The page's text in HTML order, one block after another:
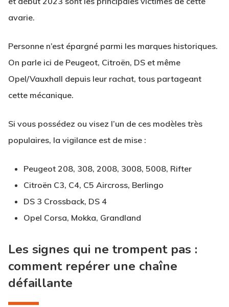
avarie.
Personne n’est épargné parmi les marques historiques.
On parle ici de Peugeot, Citroën, DS et même
Opel/Vauxhall depuis leur rachat, tous partageant
cette mécanique.
Si vous possédez ou visez l’un de ces modèles très
populaires, la vigilance est de mise :
Peugeot 208, 308, 2008, 3008, 5008, Rifter
Citroën C3, C4, C5 Aircross, Berlingo
DS 3 Crossback, DS 4
Opel Corsa, Mokka, Grandland
Les signes qui ne trompent pas :
comment repérer une chaîne
défaillante